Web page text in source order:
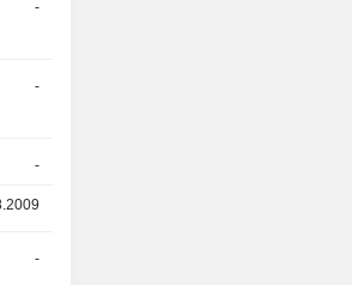
-
-
-
-